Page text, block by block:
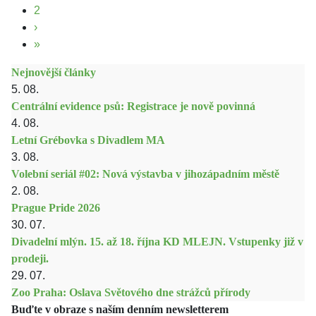
2
›
»
Nejnovější články
5. 08.
Centrální evidence psů: Registrace je nově povinná
4. 08.
Letní Grébovka s Divadlem MA
3. 08.
Volební seriál #02: Nová výstavba v jihozápadním městě
2. 08.
Prague Pride 2026
30. 07.
Divadelní mlýn. 15. až 18. října KD MLEJN. Vstupenky již v
prodeji.
29. 07.
Zoo Praha: Oslava Světového dne strážců přírody
Buďte v obraze s naším denním newsletterem